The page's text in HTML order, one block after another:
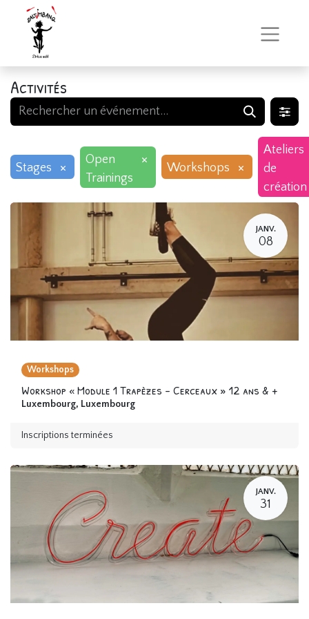
Activités
Stages ×
Open
Trainings
×
Workshops ×
Ateliers
de
création
JANV.
08
Workshops
Workshop « Module 1 Trapèzes - Cerceaux » 12 ans & +
Luxembourg, Luxembourg
Inscriptions terminées
JANV.
31